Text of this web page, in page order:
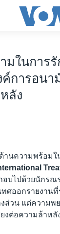
มในการ
ค์การอนา
ลัง
นความพร้อมใ
อบไปด้วยนักรณ
ทศออกรายงาน
ส่วน แต่ความพ
ยงต่อความล้าหลั